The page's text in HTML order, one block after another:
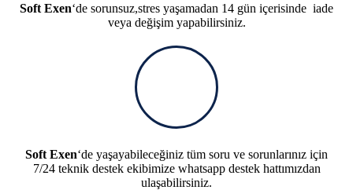
Soft Exen‘de sorunsuz,stres yaşamadan 14 gün içerisinde iade
veya değişim yapabilirsiniz.
Soft Exen‘de yaşayabileceğiniz tüm soru ve sorunlarınız için
7/24 teknik destek ekibimize whatsapp destek hattımızdan
ulaşabilirsiniz.